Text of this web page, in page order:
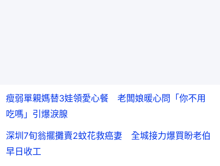
瘦弱單親媽替3娃領愛心餐 老闆娘暖心問「你不用
吃嗎」引爆淚腺
深圳7旬翁擺攤賣2蚊花救癌妻 全城接力爆買盼老伯
早日收工